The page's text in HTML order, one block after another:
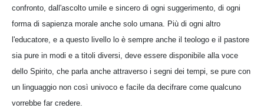
confronto, dall'ascolto umile e sincero di ogni suggerimento, di ogni
forma di sapienza morale anche solo umana. Più di ogni altro
l'educatore, e a questo livello lo è sempre anche il teologo e il pastore
sia pure in modi e a titoli diversi, deve essere disponibile alla voce
dello Spirito, che parla anche attraverso i segni dei tempi, se pure con
un linguaggio non così univoco e facile da decifrare come qualcuno
vorrebbe far credere.